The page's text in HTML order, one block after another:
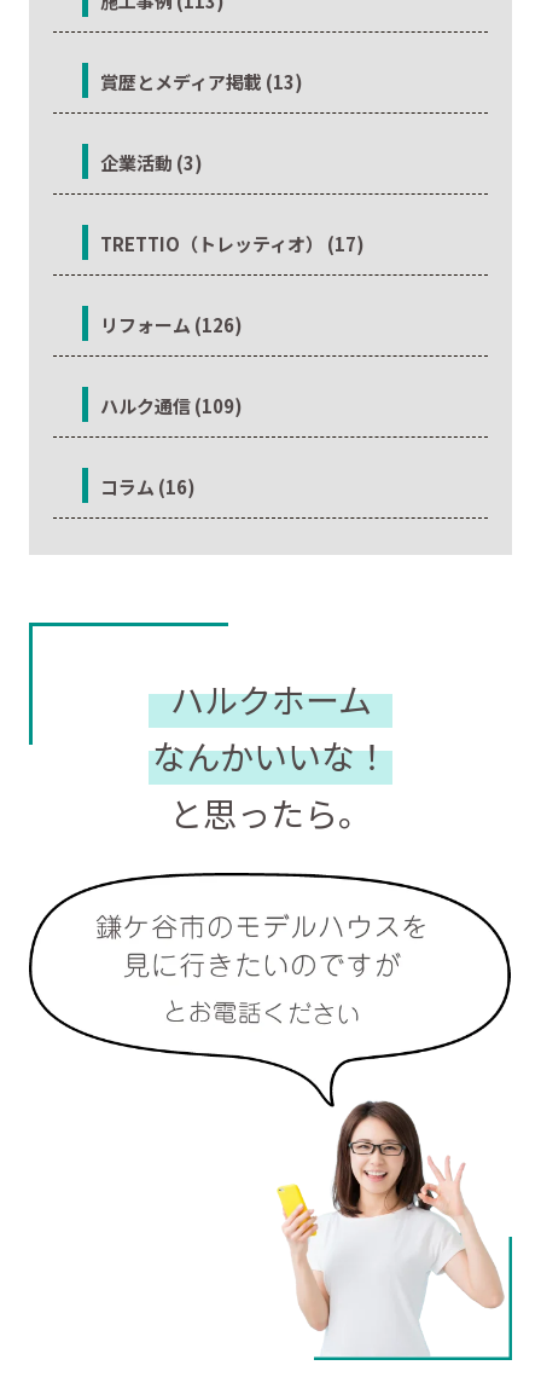
賞歴とメディア掲載 (13)
企業活動 (3)
TRETTIO（トレッティオ） (17)
リフォーム (126)
ハルク通信 (109)
コラム (16)
ハルクホーム
なんかいいな！
と思ったら。